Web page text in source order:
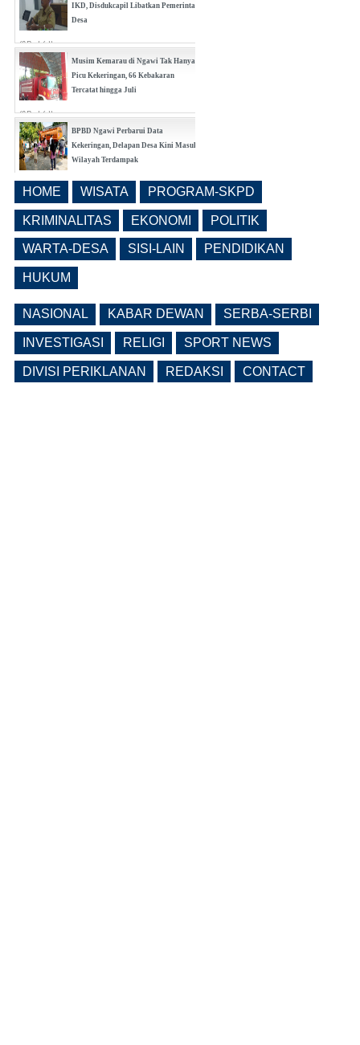
IKD, Disdukcapil Libatkan Pemerintah
Desa
(0 Reply(s))
Musim Kemarau di Ngawi Tak Hanya
Picu Kekeringan, 66 Kebakaran
Tercatat hingga Juli
(0 Reply(s))
BPBD Ngawi Perbarui Data
Kekeringan, Delapan Desa Kini Masuk
Wilayah Terdampak
Kesadaran Warga Melalui Rembug
Pencegahan Stunting Berkelanjutan
(0 Reply(s))
HOME WISATA PROGRAM-SKPD
KRIMINALITAS EKONOMI POLITIK
WARTA-DESA SISI-LAIN PENDIDIKAN
HUKUM
NASIONAL KABAR DEWAN SERBA-SERBI
INVESTIGASI RELIGI SPORT NEWS
DIVISI PERIKLANAN REDAKSI CONTACT